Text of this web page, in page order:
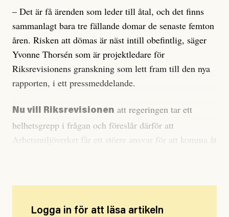
– Det är få ärenden som leder till åtal, och det finns
sammanlagt bara tre fällande domar de senaste femton
åren. Risken att dömas är näst intill obefintlig, säger
Yvonne Thorsén som är projektledare för
Riksrevisionens granskning som lett fram till den nya
rapporten, i ett pressmeddelande.
Nu vill Riksrevisionen att regeringen tar ett
helhetsgrepp i frågan och föreslår därför att
Arbetsmiljöverket får ett större ansvar för att komma åt
Logga in för att läsa artikeln